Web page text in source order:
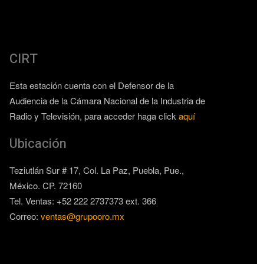
CIRT
Esta estación cuenta con el Defensor de la
Audiencia de la Cámara Nacional de la Industria de
Radio y Televisión, para acceder haga click aquí
Ubicación
Teziutlán Sur # 17, Col. La Paz, Puebla, Pue.,
México. CP. 72160
Tel. Ventas: +52 222 2737373 ext. 366
Correo: ventas@grupooro.mx